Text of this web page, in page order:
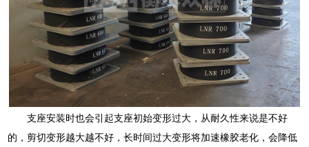
支座安装时也会引起支座初始变形过大，从耐久性来说是不好
的，剪切变形越大越不好，长时间过大变形将加速橡胶老化，会降低